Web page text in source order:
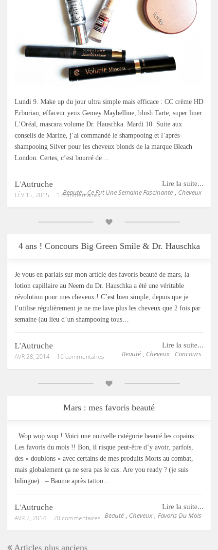
Lundi 9. Make up du jour ultra simple mais efficace : CC crème HD
Erborian, effaceur yeux Gemey Maybelline, blush Tarte, super liner
L’Oréal, mascara volume Dr. Hauschka. Mardi 10. Suite aux
conseils de Marine, j’ai commandé le shampooing et l’après-
shampooing Silver pour les cheveux blonds de la marque Bleach
London. Certes, c’est bourré de…
Lire la suite...
Beauté Ce Fut Une Semaine Fascinante Cheveux
L'Autruche
FÉV 15, 2015 1 commentaires
4 ans ! Concours Big Green Smile & Dr. Hauschka
Je vous en parlais sur mon article des favoris beauté de mars, la
lotion capillaire au Neem du Dr. Hauschka a été une véritable
révolution pour mes cheveux ! C’est bien simple, depuis que je
l’utilise régulièrement je ne me lave plus les cheveux que 2 fois par
semaine (au lieu d’un shampooing tous…
Lire la suite...
Beauté Cheveux Concours
L'Autruche
AVR 28, 2014 16 commentaires
Mars : mes favoris beauté
. Wop wop wop ! Voici une nouvelle catégorie beauté les copains :
Les favoris du mois !! Bon, il risque peut-être d’y avoir, parfois,
des « doublons » avec certains de mes produits Morts au combat,
mais globalement ça ne sera pas le cas. Are you ready ? (je suis
bilingue) . – Baume après tattoo…
Lire la suite...
Beauté Cheveux Favoris Du Mois
L'Autruche
AVR 2, 2014 20 commentaires
Articles plus anciens